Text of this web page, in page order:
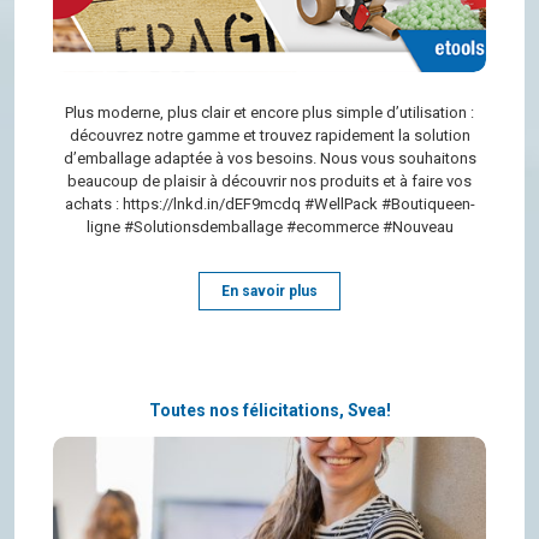
Plus moderne, plus clair et encore plus simple d’uti­li­sa­tion :
décou­vrez notre gamme et trou­vez rapi­de­ment la solu­tion
d’em­bal­lage adap­tée à vos besoins. Nous vous sou­hai­tons
beau­coup de plai­sir à décou­vrir nos pro­duits et à faire vos
achats : https://​lnkd.​in/​dEF9mcdq #Well­Pack #Bou­ti­queen­
ligne #Solu­tions­dem­bal­lage #ecom­merce #Nouveau
En savoir plus
Toutes nos félicitations, Svea!